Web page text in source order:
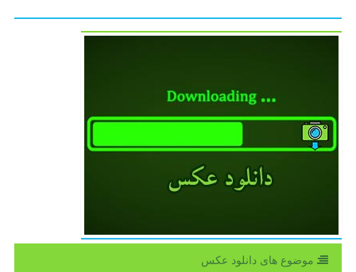
موضوع های دانلود عكس